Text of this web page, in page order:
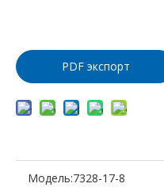
PDF экспорт
Модель:7328-17-8